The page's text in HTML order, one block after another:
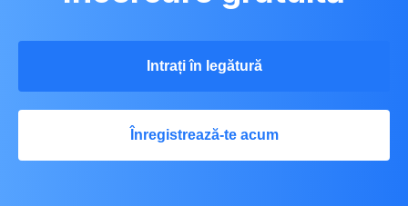
Intrați în legătură
Înregistrează-te acum